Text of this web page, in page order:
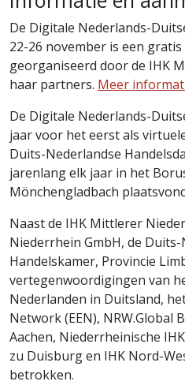
De Digitale Nederlands-
22-26 november is een
georganiseerd door de IHK
haar partners. Meer
De Digitale Nederlands-
jaar voor het eerst als
Duits-Nederlandse
jarenlang elk jaar in het
Mönchengladbach
Naast de IHK Mittlerer
Niederrhein GmbH, de
Handelskamer, Provincie
vertegenwoordigingen van
Nederlanden in Duitsland,
Network (EEN), NRW.Global
Aachen, Niederrheinische
zu Duisburg en IHK Nord-
betrokken.